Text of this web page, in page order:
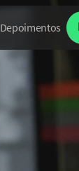
Depoimentos